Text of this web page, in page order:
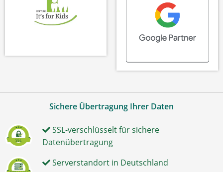
Sichere Übertragung Ihrer Daten
SSL-verschlüsselt für sichere
Datenübertragung
Serverstandort in Deutschland